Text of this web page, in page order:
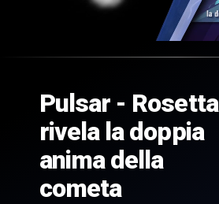
of
17
seconds
Pulsar - Rosetta
rivela la doppia
anima della
cometa